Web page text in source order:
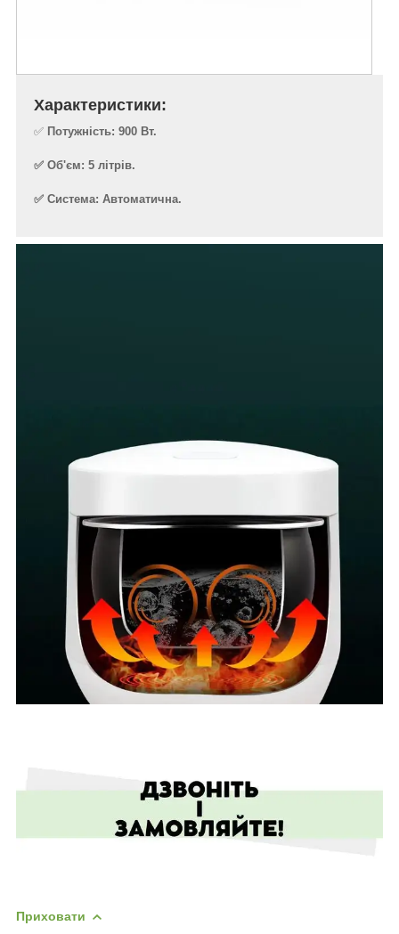
Характеристики:
✅ Потужність: 900 Вт.
✅ Об'єм: 5 літрів.
✅ Система: Автоматична.
Приховати